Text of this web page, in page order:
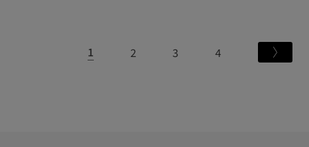
1 2 3 4